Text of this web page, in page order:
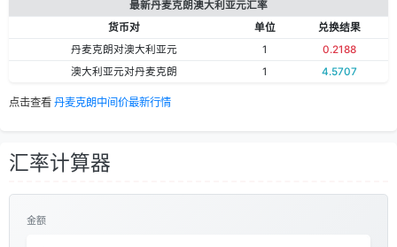
最新丹麦克朗澳大利亚元汇率
货币对
单位
兑换结果
丹麦克朗对澳大利亚元
1
0.2188
澳大利亚元对丹麦克朗
1 4.5707
点击查看 丹麦克朗中间价最新行情
汇率计算器
金额